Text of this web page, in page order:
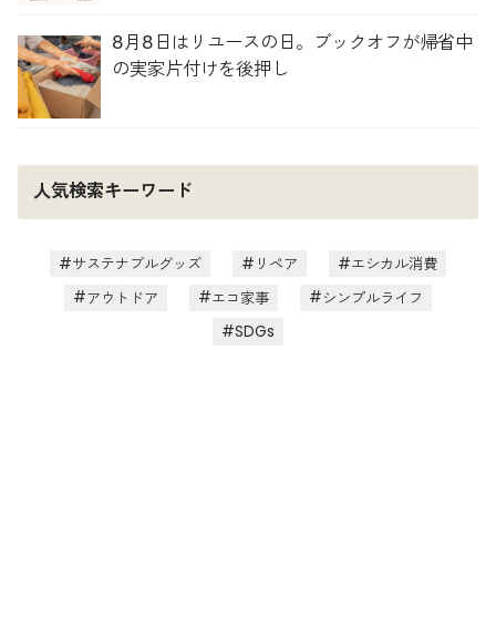
8月8日はリユースの日。ブックオフが帰省中
の実家片付けを後押し
人気検索キーワード
サステナブルグッズ リペア
エシカル消費
アウトドア
エコ家事
シンプルライフ
SDGs